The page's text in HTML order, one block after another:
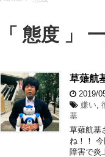
「 態度 」
草薙航
2019/
嫌い
基
草薙航基
ね！！
障害で炎